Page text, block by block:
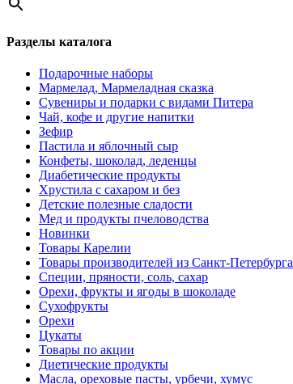
Разделы каталога
Подарочные наборы
Мармелад, Мармеладная сказка
Сувениры и подарки с видами Питера
Чай, кофе и другие напитки
Зефир
Пастила и яблочный сыр
Конфеты, шоколад, леденцы
Диабетические продукты
Хрустила с сахаром и без
Детские полезные сладости
Мед и продукты пчеловодства
Новинки
Товары Карелии
Товары производителей из Санкт-Петербурга
Специи, пряности, соль, сахар
Орехи, фрукты и ягоды в шоколаде
Сухофрукты
Орехи
Цукаты
Товары по акции
Диетические продукты
Масла, ореховые пасты, урбечи, хумус